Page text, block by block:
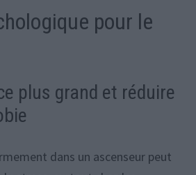
pour le
plus grand et réduire
dans un ascenseur peut